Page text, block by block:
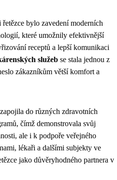
bylo zavedení moderních
které umožnily efektivnější
receptů a lepší komunikaci
služeb se stala jednou z
zákazníkům větší komfort a
do různých zdravotních
čímž demonstrovala svůj
ale i k podpoře veřejného
lékaři a dalšími subjekty ve
jako důvěryhodného partnera v